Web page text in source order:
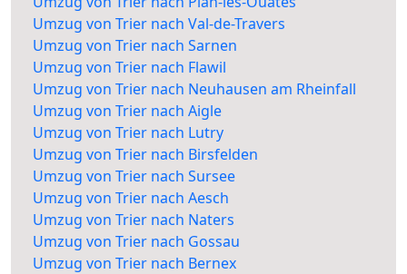
Umzug von Trier nach Val-de-Travers
Umzug von Trier nach Sarnen
Umzug von Trier nach Flawil
Umzug von Trier nach Neuhausen am Rheinfall
Umzug von Trier nach Aigle
Umzug von Trier nach Lutry
Umzug von Trier nach Birsfelden
Umzug von Trier nach Sursee
Umzug von Trier nach Aesch
Umzug von Trier nach Naters
Umzug von Trier nach Gossau
Umzug von Trier nach Bernex